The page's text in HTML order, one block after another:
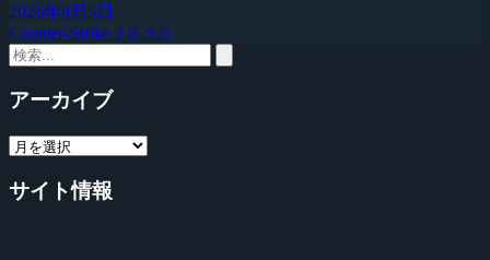
2026年8月5日
Counter-Strike 2 (CS2)
アーカイブ
サイト情報